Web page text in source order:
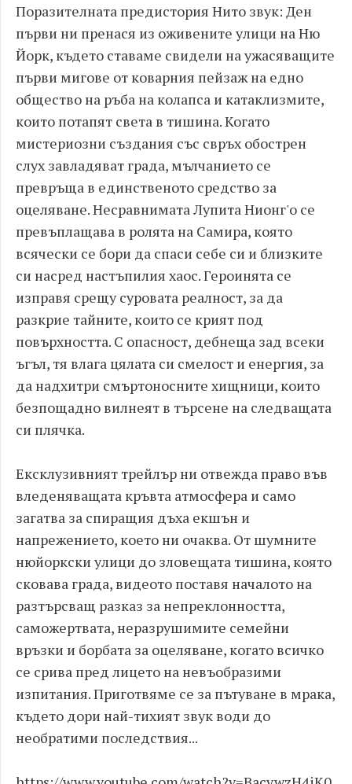
Поразителната предистория Нито звук: Ден
първи ни пренася из оживените улици на Ню
Йорк, където ставаме свидели на ужасяващите
първи мигове от коварния пейзаж на едно
общество на ръба на колапса и катаклизмите,
които потапят света в тишина. Когато
мистериозни създания със свръх обострен
слух завладяват града, мълчанието се
превръща в единственото средство за
оцеляване. Несравнимата Лупита Нионг'о се
превъплащава в ролята на Самира, която
всячески се бори да спаси себе си и близките
си насред настъпилия хаос. Героинята се
изправя срещу суровата реалност, за да
разкрие тайните, които се крият под
повърхността. С опасност, дебнеща зад всеки
ъгъл, тя влага цялата си смелост и енергия, за
да надхитри смъртоносните хищници, които
безпощадно вилнеят в търсене на следващата
си плячка.
Ексклузивният трейлър ни отвежда право във
вледеняващата кръвта атмосфера и само
загатва за спиращия дъха екшън и
напрежението, което ни очаква. От шумните
нюйоркски улици до зловещата тишина, която
сковава града, видеото поставя началото на
разтърсващ разказ за непреклонността,
саможертвата, неразрушимите семейни
връзки и борбата за оцеляване, когато всичко
се срива пред лицето на невъобразими
изпитания. Приготвяме се за пътуване в мрака,
където дори най-тихият звук води до
необратими последствия...